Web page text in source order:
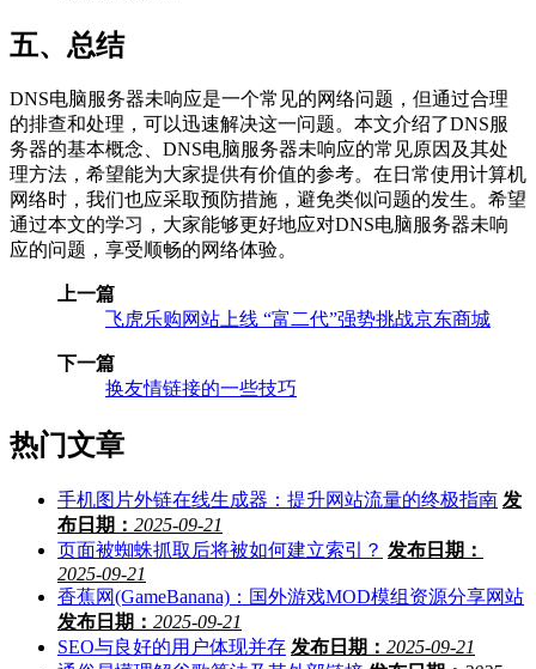
五、总结
DNS电脑服务器未响应是一个常见的网络问题，但通过合理
的排查和处理，可以迅速解决这一问题。本文介绍了DNS服
务器的基本概念、DNS电脑服务器未响应的常见原因及其处
理方法，希望能为大家提供有价值的参考。在日常使用计算机
网络时，我们也应采取预防措施，避免类似问题的发生。希望
通过本文的学习，大家能够更好地应对DNS电脑服务器未响
应的问题，享受顺畅的网络体验。
上一篇
飞虎乐购网站上线 “富二代”强势挑战京东商城
下一篇
换友情链接的一些技巧
热门文章
手机图片外链在线生成器：提升网站流量的终极指南 发
布日期： 2025-09-21
页面被蜘蛛抓取后将被如何建立索引？ 发布日期：
2025-09-21
香蕉网(GameBanana)：国外游戏MOD模组资源分享网站
发布日期： 2025-09-21
SEO与良好的用户体现并存 发布日期： 2025-09-21